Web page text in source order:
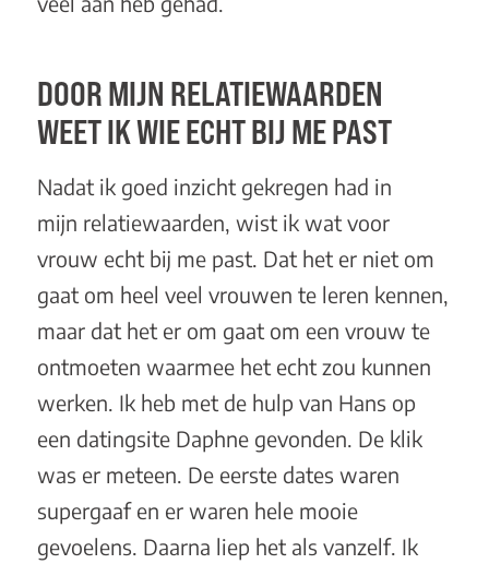
DOOR MIJN RELATIEWAARDEN
WEET IK WIE ECHT BIJ ME PAST
Nadat ik goed inzicht gekregen had in
mijn relatiewaarden, wist ik wat voor
vrouw echt bij me past. Dat het er niet om
gaat om heel veel vrouwen te leren kennen,
maar dat het er om gaat om een vrouw te
ontmoeten waarmee het echt zou kunnen
werken. Ik heb met de hulp van Hans op
een datingsite Daphne gevonden. De klik
was er meteen. De eerste dates waren
supergaaf en er waren hele mooie
gevoelens. Daarna liep het als vanzelf. Ik